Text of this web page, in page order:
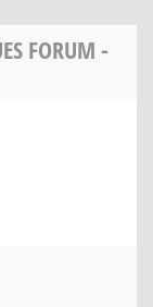
FORUM -